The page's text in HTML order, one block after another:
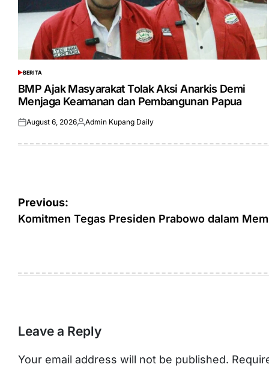
POSTED
IN
BERITA
BMP Ajak Masyarakat Tolak Aksi Anarkis Demi
Menjaga Keamanan dan Pembangunan Papua
Posted
August 6, 2026Posted
Admin Kupang Daily
Post
navigation
Previous:
Komitmen Tegas Presiden Prabowo dalam
Leave a Reply
Your email address will not be published.